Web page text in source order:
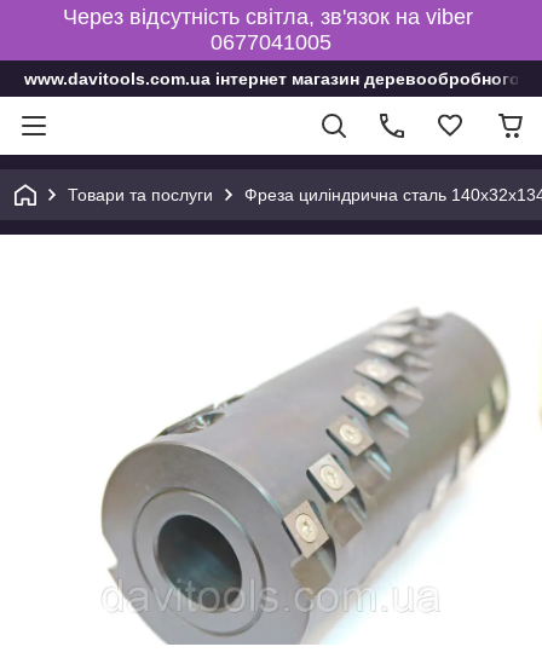
Через відсутність світла, зв'язок на viber
0677041005
www.davitools.com.ua інтернет магазин деревообробного
Товари та послуги Фреза циліндрична сталь